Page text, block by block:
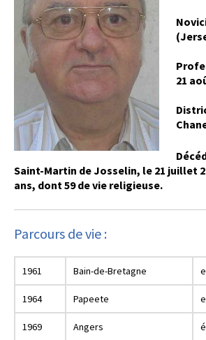
21
Saint-Martin de Josselin, le 21 juillet
ans, dont 59 de vie religieuse.
Parcours de vie :
1961 Bain-de-Bretagne
1964 Papeete
1969 Angers